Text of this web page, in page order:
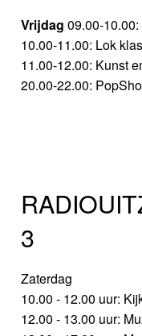
Vrijdag 09.00-
10.00-11.00: Lok
11.00-12.00: Kunst
20.00-22.00:
3
Zaterdag
10.00 - 12.00 uur:
12.00 - 13.00 uur: